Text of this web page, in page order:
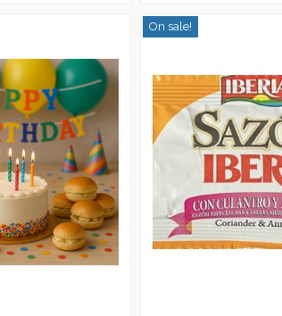
On sale!